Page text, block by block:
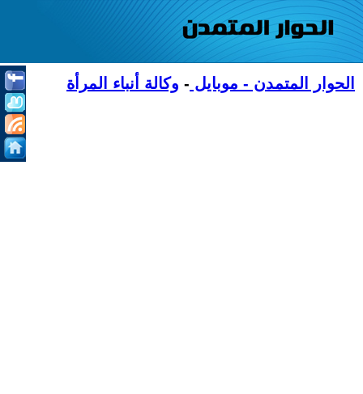
الحوار المتمدن - موبايل - وكالة أنباء المرأة